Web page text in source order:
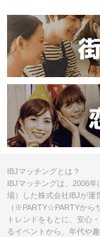
IBJマッチングとは？
IBJマッチングは、2006
場）した株式会社IBJが運
（※PARTY☆PARTYから
トレンドをもとに、安心
るイベントから、年代や